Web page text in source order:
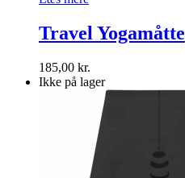
Travel Yogamåtte
185,00 kr.
Ikke på lager